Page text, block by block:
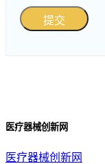
提交
医疗器械创新网
医疗器械创新网